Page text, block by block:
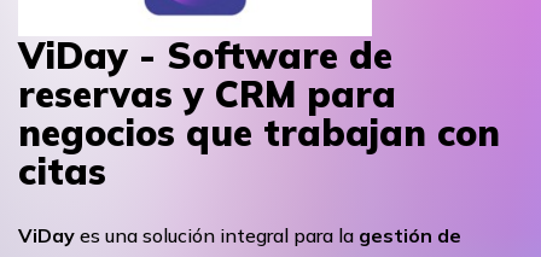
ViDay - Software de
reservas y CRM para
negocios que trabajan con
citas
ViDay es una solución integral para la gestión de